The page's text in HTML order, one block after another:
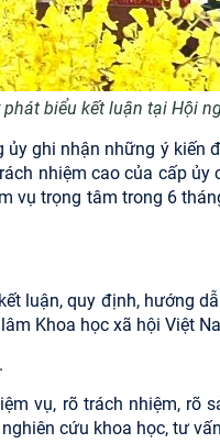
biểu kết luận tại Hội
ghi nhận những ý kiến
nhiệm cao của cấp ủy
vụ trọng tâm trong 6
luận, quy định, hướng
Khoa học xã hội Việt
vụ, rõ trách nhiệm, rõ
cứu khoa học, tư